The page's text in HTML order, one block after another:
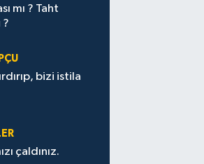
mı ? Taht
?
bizi istila
çaldınız.